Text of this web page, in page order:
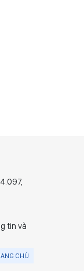
tin và
CHỦ